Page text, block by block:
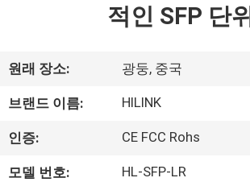
우
리
에
적인 SFP 단위
원래 장소: 광둥, 중국
브랜드 이름: HILINK
인증: CE FCC Rohs
모델 번호: HL-SFP-LR